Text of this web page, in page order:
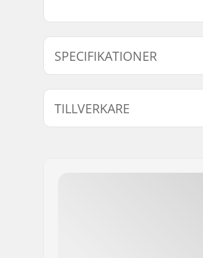
SPECIFIKATIONER
BMX-disciplin:
Ventiltyp:
TILLVERKARE